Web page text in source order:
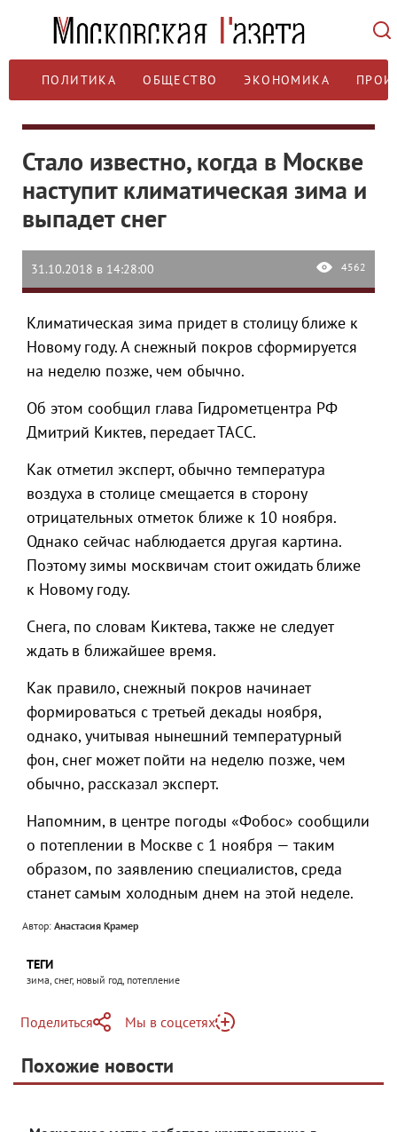
ПОЛИТИКА ОБЩЕСТВО ЭКОНОМИКА
Стало известно, когда в Москве
наступит климатическая зима и
выпадет снег
31.10.2018 в 14:28:00 4562
Климатическая зима придет в столицу ближе к
Новому году. А снежный покров сформируется
на неделю позже, чем обычно.
Об этом сообщил глава Гидрометцентра РФ
Дмитрий Киктев, передает ТАСС.
Как отметил эксперт, обычно температура
воздуха в столице смещается в сторону
отрицательных отметок ближе к 10 ноября.
Однако сейчас наблюдается другая картина.
Поэтому зимы москвичам стоит ожидать ближе
к Новому году.
Снега, по словам Киктева, также не следует
ждать в ближайшее время.
Как правило, снежный покров начинает
формироваться с третьей декады ноября,
однако, учитывая нынешний температурный
фон, снег может пойти на неделю позже, чем
обычно, рассказал эксперт.
Напомним, в центре погоды «Фобос» сообщили
о потеплении в Москве с 1 ноября — таким
образом, по заявлению специалистов, среда
станет самым холодным днем на этой неделе.
Автор: Анастасия Крамер
ТЕГИ
зима, снег, новый год, потепление
Поделиться
Telegram
Мы в соцсетях
Яндекс Дзен
Похожие новости